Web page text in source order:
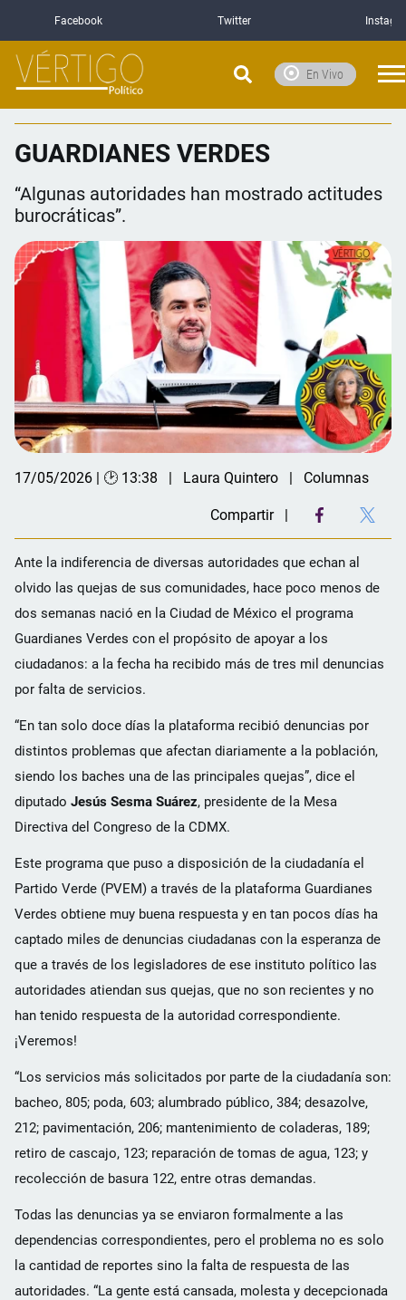
Facebook Twitter
En Vivo
GUARDIANES VERDES
“Algunas autoridades han mostrado actitudes
burocráticas”.
17/05/2026 | 🕑 13:38 Laura Quintero Columnas
Compartir
Ante la indiferencia de diversas autoridades que echan al
olvido las quejas de sus comunidades, hace poco menos de
dos semanas nació en la Ciudad de México el programa
Guardianes Verdes con el propósito de apoyar a los
ciudadanos: a la fecha ha recibido más de tres mil denuncias
por falta de servicios.
“En tan solo doce días la plataforma recibió denuncias por
distintos problemas que afectan diariamente a la población,
siendo los baches una de las principales quejas”, dice el
diputado Jesús Sesma Suárez, presidente de la Mesa
Directiva del Congreso de la CDMX.
Este programa que puso a disposición de la ciudadanía el
Partido Verde (PVEM) a través de la plataforma Guardianes
Verdes obtiene muy buena respuesta y en tan pocos días ha
captado miles de denuncias ciudadanas con la esperanza de
que a través de los legisladores de ese instituto político las
autoridades atiendan sus quejas, que no son recientes y no
han tenido respuesta de la autoridad correspondiente.
¡Veremos!
“Los servicios más solicitados por parte de la ciudadanía son:
bacheo, 805; poda, 603; alumbrado público, 384; desazolve,
212; pavimentación, 206; mantenimiento de coladeras, 189;
retiro de cascajo, 123; reparación de tomas de agua, 123; y
recolección de basura 122, entre otras demandas.
Todas las denuncias ya se enviaron formalmente a las
dependencias correspondientes, pero el problema no es solo
la cantidad de reportes sino la falta de respuesta de las
autoridades. “La gente está cansada, molesta y decepcionada